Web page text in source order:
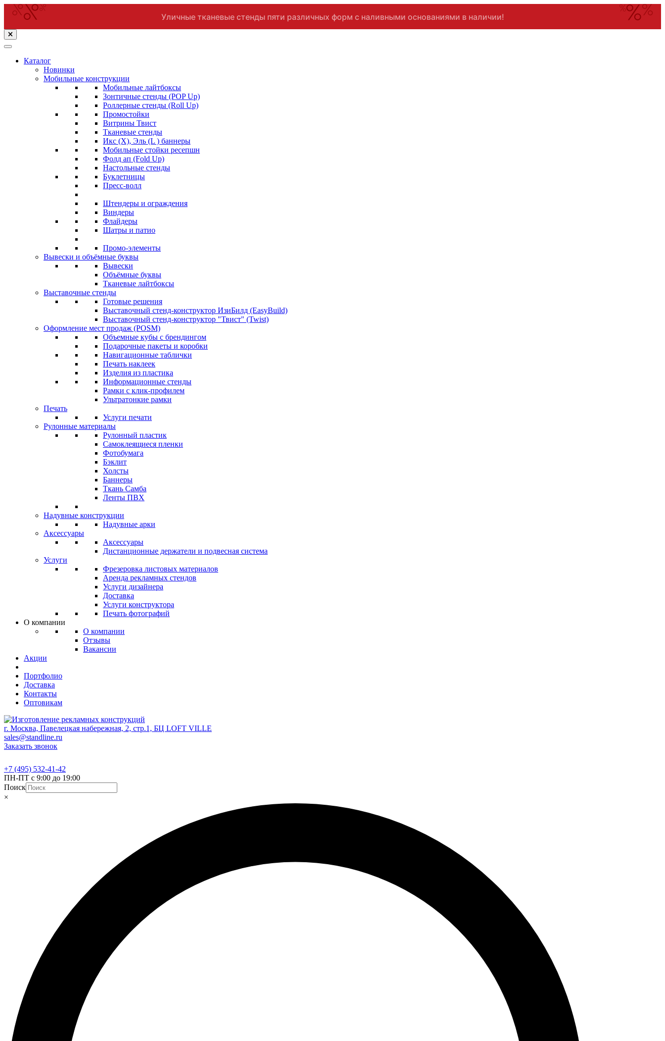
Уличные тканевые стенды пяти различных форм с наливными основаниями в наличии!
Перейти
к
содержимому
(нажмитеКаталог
Новинки
Мобильные конструкции
Мобильные лайтбоксы
Зонтичные стенды (POP Up)
Роллерные стенды (Roll Up)
Промостойки
Витрины Твист
Тканевые стенды
Икс (X), Эль (L ) баннеры
Мобильные стойки ресепшн
Фолд ап (Fold Up)
Настольные стенды
Буклетницы
Пресс-волл
Штендеры и ограждения
Виндеры
Флайдеры
Шатры и патио
Промо-элементы
Вывески и объёмные буквы
Вывески
Объёмные буквы
Тканевые лайтбоксы
Выставочные стенды
Готовые решения
Выставочный стенд-конструктор ИзиБилд (EasyBuild)
Выставочный стенд-конструктор "Твист" (Twist)
Оформление мест продаж (POSM)
Объемные кубы с брендингом
Подарочные пакеты и коробки
Навигационные таблички
Печать наклеек
Изделия из пластика
Информационные стенды
Рамки с клик-профилем
Ультратонкие рамки
Печать
Услуги печати
Рулонные материалы
Рулонный пластик
Самоклеящиеся пленки
Фотобумага
Бэклит
Холсты
Баннеры
Ткань Самба
Ленты ПВХ
Надувные конструкции
Надувные арки
Аксессуары
Аксессуары
Дистанционные держатели и подвесная система
Услуги
Фрезеровка листовых материалов
Аренда рекламных стендов
Услуги дизайнера
Доставка
Услуги конструктора
Печать фотографий
О компании
О компании
Отзывы
Вакансии
Акции
Портфолио
Доставка
Контакты
Оптовикам
г. Москва, Павелецкая набережная, 2, стр.1, БЦ LOFT VILLE
sales@standline.ru
Заказать звонок
+7 (495) 532-41-42
ПН-ПТ с 9:00 до 19:00
Поиск
×